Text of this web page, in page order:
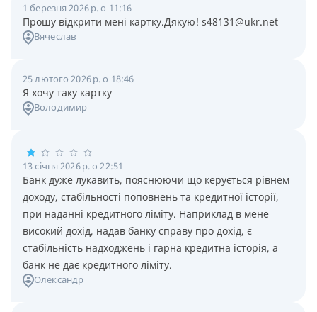
1 березня 2026 р. о 11:16
Прошу відкрити мені картку.Дякую! s48131@ukr.net
Вячеслав
25 лютого 2026 р. о 18:46
Я хочу таку картку
Володимир
13 січня 2026 р. о 22:51
Банк дуже лукавить, пояснюючи що керується рівнем
доходу, стабільності поповнень та кредитної історії,
при наданні кредитного ліміту. Наприклад в мене
високий дохід, надав банку справу про дохід, є
стабільність надходжень і гарна кредитна історія, а
банк не дає кредитного ліміту.
Олександр